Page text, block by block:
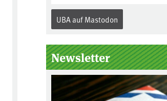
entwickeln, Pflanzen
neue Lebensräume
das „Recht auf
für die folgenden
technisch möglich
der
Reparaturen zu
angemessenen
UBA auf Mastodon
Newsletter